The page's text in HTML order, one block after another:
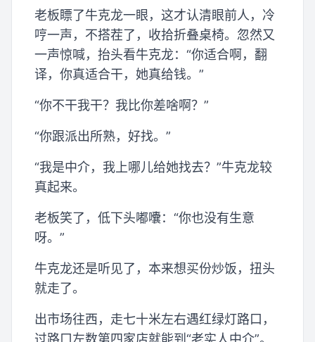
老板瞟了牛克龙一眼，这才认清眼前人，冷
哼一声，不搭茬了，收拾折叠桌椅。忽然又
一声惊喊，抬头看牛克龙：“你适合啊，翻
译，你真适合干，她真给钱。”
“你不干我干？我比你差啥啊？”
“你跟派出所熟，好找。”
“我是中介，我上哪儿给她找去？”牛克龙较
真起来。
老板笑了，低下头嘟囔：“你也没有生意
呀。”
牛克龙还是听见了，本来想买份炒饭，扭头
就走了。
出市场往西，走七十米左右遇红绿灯路口，
过路口左数第四家店就能到“老实人中介”。